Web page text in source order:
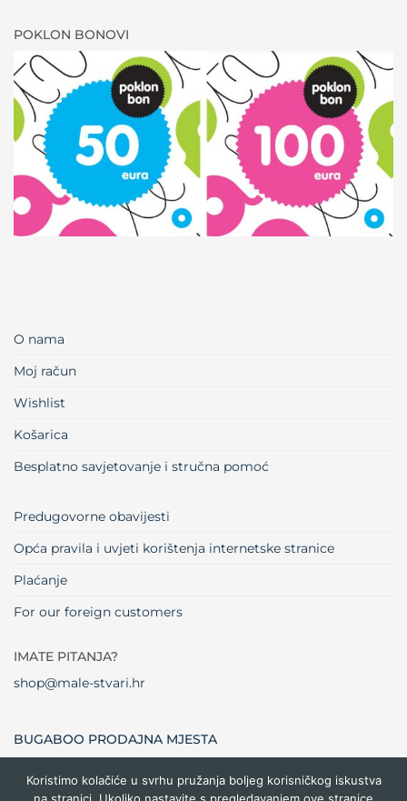
POKLON BONOVI
O nama
Moj račun
Wishlist
Košarica
Besplatno savjetovanje i stručna pomoć
Predugovorne obavijesti
Opća pravila i uvjeti korištenja internetske stranice
Plaćanje
For our foreign customers
IMATE PITANJA?
shop@male-stvari.hr
BUGABOO PRODAJNA MJESTA
Koristimo kolačiće u svrhu pružanja boljeg korisničkog iskustva